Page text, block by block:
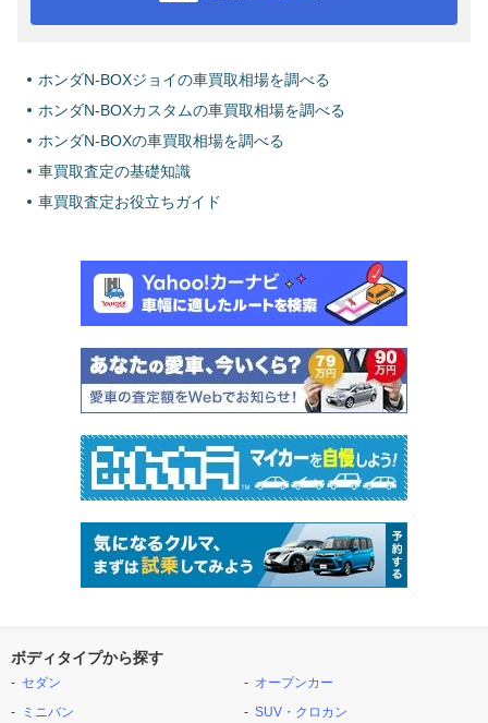
ホンダN-BOXジョイの車買取相場を調べる
ホンダN-BOXカスタムの車買取相場を調べる
ホンダN-BOXの車買取相場を調べる
車買取査定の基礎知識
車買取査定お役立ちガイド
ボディタイプから探す
セダン
ミニバン
オープンカー
SUV・クロカン